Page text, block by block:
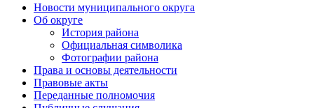
Новости муниципального округа
Об округе
История района
Официальная символика
Фотографии района
Права и основы деятельности
Правовые акты
Переданные полномочия